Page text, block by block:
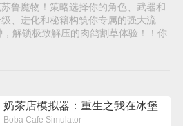
鲁魔物！策略选择你的角色、武器和
、进化和秘籍构筑你专属的强大流
解锁极致解压的肉鸽割草体验！！你
奶茶店模拟器：重生之我在冰堡
甜城当店长 标准版
Boba Cafe Simulator